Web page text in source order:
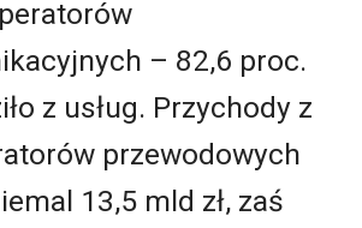
– 82,6 proc.
z usług. Przychody z
przewodowych
13,5 mld zł, zaś